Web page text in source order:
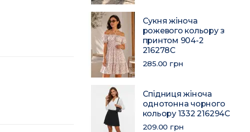
Сукня жіноча
рожевого кольору з
принтом 904-2
216278C
285.00 грн
Спідниця жіноча
однотонна чорного
кольору 1332 216294C
209.00 грн